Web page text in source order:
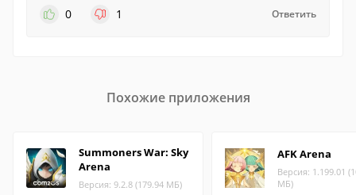
0
1 Ответить
Похожие приложения
Summoners War: Sky
Arena
Версия: 9.2.8 (179.94 МБ)
AFK Arena
Версия: 1.199.01
МБ)